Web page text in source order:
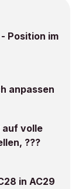
Position im
anpassen
auf volle
???
in AC29